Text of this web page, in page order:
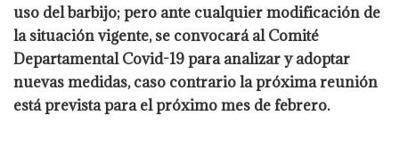
uso del barbijo; pero ante cualquier modificación de
la situación vigente, se convocará al Comité
Departamental Covid-19 para analizar y adoptar
nuevas medidas, caso contrario la próxima reunión
está prevista para el próximo mes de febrero.